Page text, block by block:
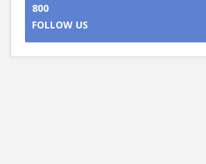
800
FOLLOW US